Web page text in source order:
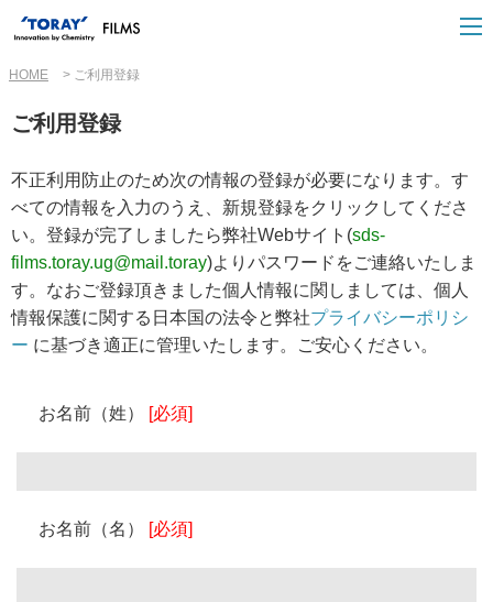
HOME ご利用登録
ご利用登録
不正利用防止のため次の情報の登録が必要になります。す
べての情報を入力のうえ、新規登録をクリックしてくださ
い。登録が完了しましたら弊社Webサイト(sds-
films.toray.ug@mail.toray)よりパスワードをご連絡いたしま
す。なおご登録頂きました個人情報に関しましては、個人
情報保護に関する日本国の 法令と弊社プライバシーポリシ
ー に基づき適正に管理いたします。ご安心ください。
お名前（姓） [必須]
お名前（名） [必須]